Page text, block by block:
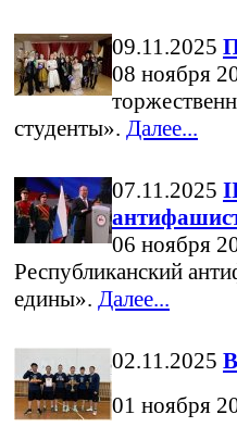
09.11.2025
08 ноября
студенты». Далее...
07.11.2025
06 ноября
Республиканский
едины». Далее...
02.11.2025
01 ноября